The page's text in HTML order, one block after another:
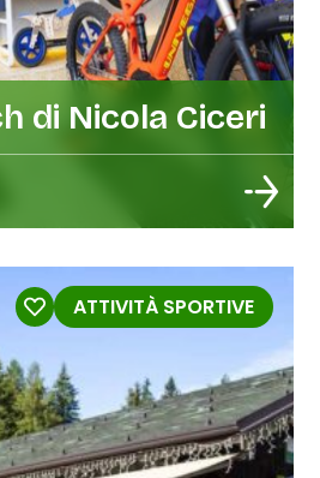
di Nicola Ciceri
ATTIVITÀ SPORTIVE